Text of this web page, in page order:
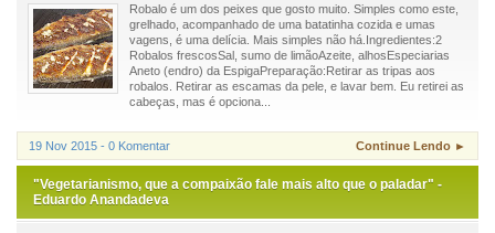
Robalo é um dos peixes que gosto muito. Simples como este,
grelhado, acompanhado de uma batatinha cozida e umas
vagens, é uma delícia. Mais simples não há.Ingredientes:2
Robalos frescosSal, sumo de limãoAzeite, alhosEspeciarias
Aneto (endro) da EspigaPreparação:Retirar as tripas aos
robalos. Retirar as escamas da pele, e lavar bem. Eu retirei as
cabeças, mas é opciona...
19 Nov 2015 - 0 Komentar Continue Lendo ►
"Vegetarianismo, que a compaixão fale mais alto que o paladar" -
Eduardo Anandadeva